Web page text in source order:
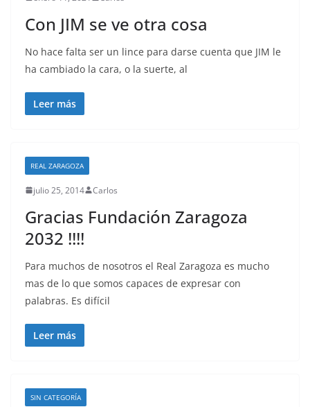
Con JIM se ve otra cosa
No hace falta ser un lince para darse cuenta que JIM le
ha cambiado la cara, o la suerte, al
Leer más
REAL ZARAGOZA
julio 25, 2014 Carlos
Gracias Fundación Zaragoza
2032 !!!!
Para muchos de nosotros el Real Zaragoza es mucho
mas de lo que somos capaces de expresar con
palabras. Es difícil
Leer más
SIN CATEGORÍA